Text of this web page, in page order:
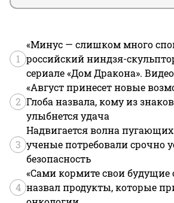
1
«Минус — слишком много
российский ниндзя-
сериале «Дом Дракона». Видео
2
«Август принесет новые
Глоба назвала, кому из
улыбнется удача
3
Надвигается волна
ученые потребовали срочно
безопасность
4
«Сами кормите свои будущие
назвал продукты, которые